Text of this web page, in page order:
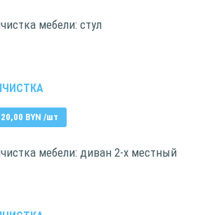
мебели: стул
BYN /шт
мебели: диван 2-х местный